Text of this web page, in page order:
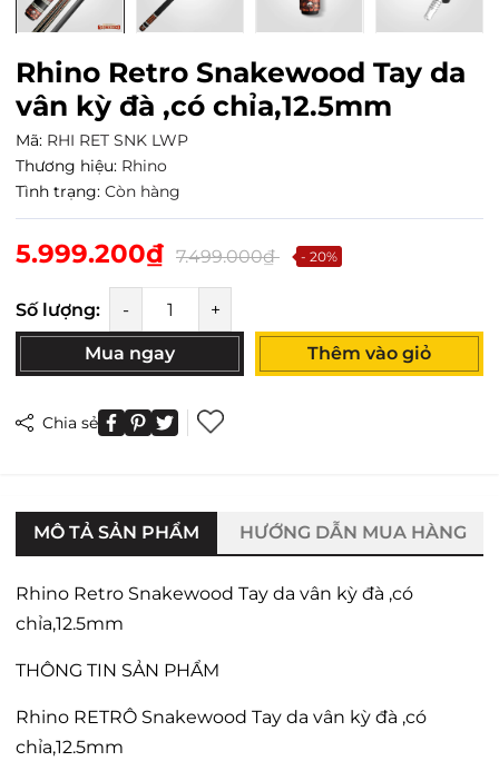
Rhino Retro Snakewood Tay da
vân kỳ đà ,có chỉa,12.5mm
Mã: RHI RET SNK LWP
Thương hiệu: Rhino
Tình trạng: Còn hàng
5.999.200₫ 7.499.000₫ - 20%
Số lượng: - +
Mua ngay Thêm vào giỏ
Chia sẻ
MÔ TẢ SẢN PHẨM HƯỚNG DẪN MUA HÀNG
Rhino Retro Snakewood Tay da vân kỳ đà ,có
chỉa,12.5mm
THÔNG TIN SẢN PHẨM
Rhino RETRÔ Snakewood Tay da vân kỳ đà ,có
chỉa,12.5mm